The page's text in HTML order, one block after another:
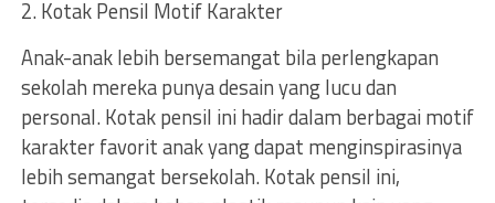
2. Kotak Pensil Motif Karakter
Anak-anak lebih bersemangat bila perlengkapan
sekolah mereka punya desain yang lucu dan
personal. Kotak pensil ini hadir dalam berbagai motif
karakter favorit anak yang dapat menginspirasinya
lebih semangat bersekolah. Kotak pensil ini,